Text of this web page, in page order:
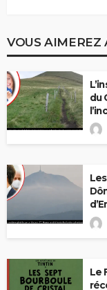
VOUS AIMEREZ
du
Le